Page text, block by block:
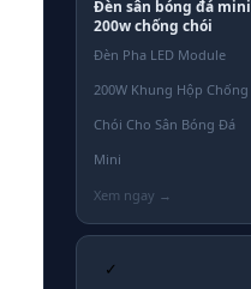
Đèn sân bóng đá mini
200w chống chói
Đèn Pha LED Module
200W Khung Hộp Chống
Chói Cho Sân Bóng Đá
Mini
✓